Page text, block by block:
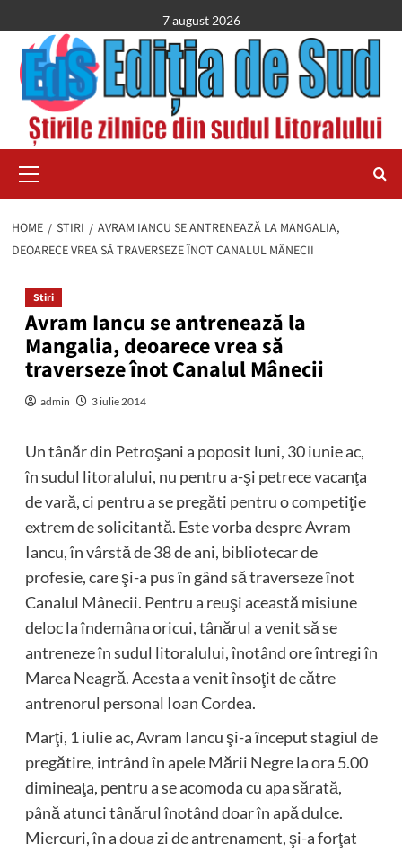
to
content
7 august 2026
Menu
HOME STIRI
AVRAM IANCU SE ANTRENEAZĂ LA MANGALIA,
DEOARECE VREA SĂ TRAVERSEZE ÎNOT CANALUL MÂNECII
Stiri
Avram Iancu se antrenează la
Mangalia, deoarece vrea să
traverseze înot Canalul Mânecii
admin 3 iulie 2014
Un tânăr din Petroşani a poposit luni, 30 iunie ac,
în sudul litoralului, nu pentru a-şi petrece vacanţa
de vară, ci pentru a se pregăti pentru o competiţie
extrem de solicitantă. Este vorba despre Avram
Iancu, în vârstă de 38 de ani, bibliotecar de
profesie, care şi-a pus în gând să traverseze înot
Canalul Mânecii. Pentru a reuşi această misiune
deloc la îndemâna oricui, tânărul a venit să se
antreneze în sudul litoralului, înotând ore întregi în
Marea Neagră. Acesta a venit însoţit de către
antrenorul personal Ioan Cordea.
Marţi, 1 iulie ac, Avram Iancu şi-a început stagiul de
pregătire, intrând în apele Mării Negre la ora 5.00
dimineaţa, pentru a se acomoda cu apa sărată,
până atunci tânărul înotând doar în apă dulce.
Miercuri, în a doua zi de antrenament, şi-a forţat